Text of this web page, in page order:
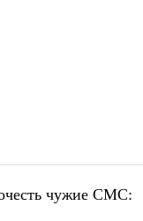
чужие СМС: